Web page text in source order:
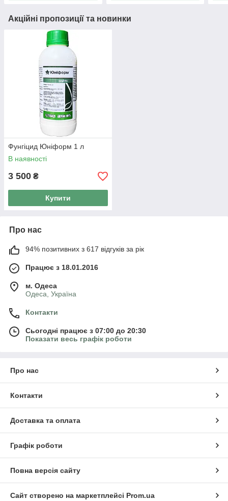
Акційні пропозиції та новинки
Фунгіцид Юніформ 1 л
В наявності
3 500 ₴
Купити
Про нас
94% позитивних з 617 відгуків за рік
Працює з 18.01.2016
м. Одеса
Одеса, Україна
Контакти
Сьогодні працює з 07:00 до 20:30
Показати весь графік роботи
Про нас
Контакти
Доставка та оплата
Графік роботи
Повна версія сайту
Сайт створено на маркетплейсі Prom.ua